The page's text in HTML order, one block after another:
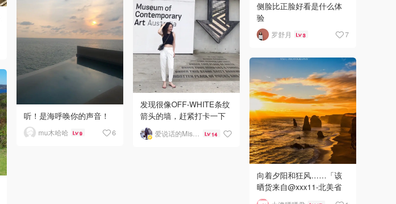
侧脸比正脸好看是什么体
验
罗舒月 3 7
听！是海呼唤你的声音！
mu木哈哈 9 6
发现很像OFF-WHITE条纹
箭头的墙，赶紧打卡一下
🤣
在日本Vintage店淘的Dior
爱说话的Miss咕 14
向着夕阳和狂风……「该
晒货来自@xxx11-北美省
钱快报，版权归原作者所